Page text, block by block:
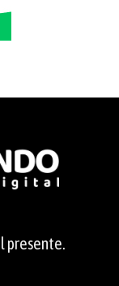
presente.